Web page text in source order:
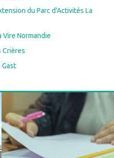
du Parc d'Activités La
Normandie
Crières
Gast